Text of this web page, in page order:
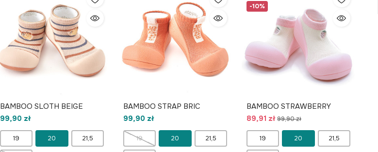
BAMBOO SLOTH BEIGE
99,90 zł
19 20 21,5
BAMBOO STRAP BRIC
99,90 zł
19 20 21,5
-10%
BAMBOO STRAWBERRY
89,91 zł99,90 zł
19 20 21,5